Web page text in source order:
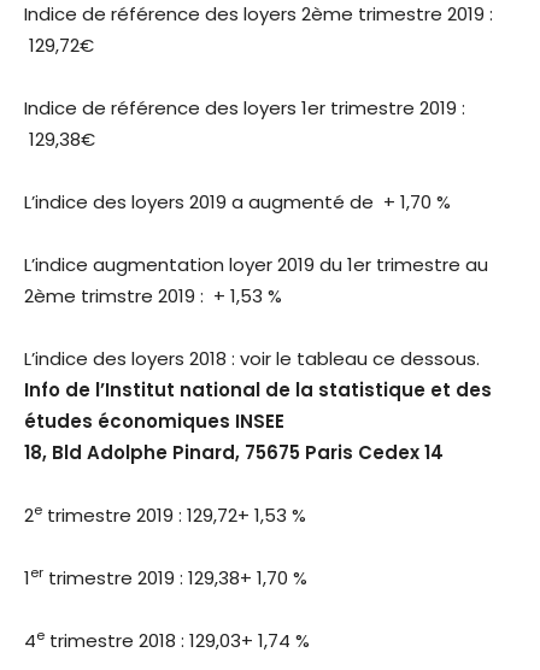
Indice de référence des loyers 2ème trimestre 2019 :
129,72€
Indice de référence des loyers 1er trimestre 2019 :
129,38€
L’indice des loyers 2019 a augmenté de + 1,70 %
L’indice augmentation loyer 2019 du 1er trimestre au
2ème trimstre 2019 : + 1,53 %
L’indice des loyers 2018 : voir le tableau ce dessous.
Info de l’Institut national de la statistique et des
études économiques INSEE
18, Bld Adolphe Pinard, 75675 Paris Cedex 14
2e trimestre 2019 : 129,72+ 1,53 %
1er trimestre 2019 : 129,38+ 1,70 %
4e trimestre 2018 : 129,03+ 1,74 %